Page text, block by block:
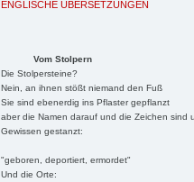
ENGLISCHE ÜBERSETZUNGEN
Vom Stolpern
Die Stolpersteine?
Nein, an ihnen stößt niemand den Fuß
Sie sind ebenerdig ins Pflaster gepflanzt
aber die Namen darauf und die Zeichen sind
Gewissen gestanzt:
"geboren, deportiert, ermordet"
Und die Orte: